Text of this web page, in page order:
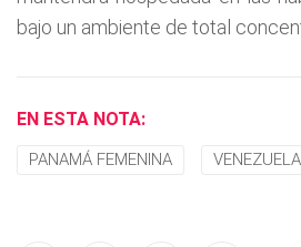
bajo un ambiente de total
EN ESTA NOTA:
PANAMÁ FEMENINA VENEZUELA